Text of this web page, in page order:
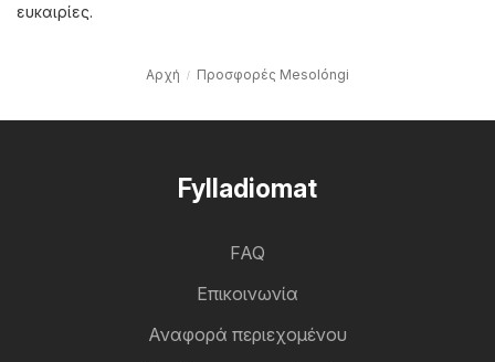
ευκαιρίες.
Αρχή Προσφορές Mesolóngi
Fylladiomat
FAQ
Επικοινωνία
Αναφορά περιεχομένου